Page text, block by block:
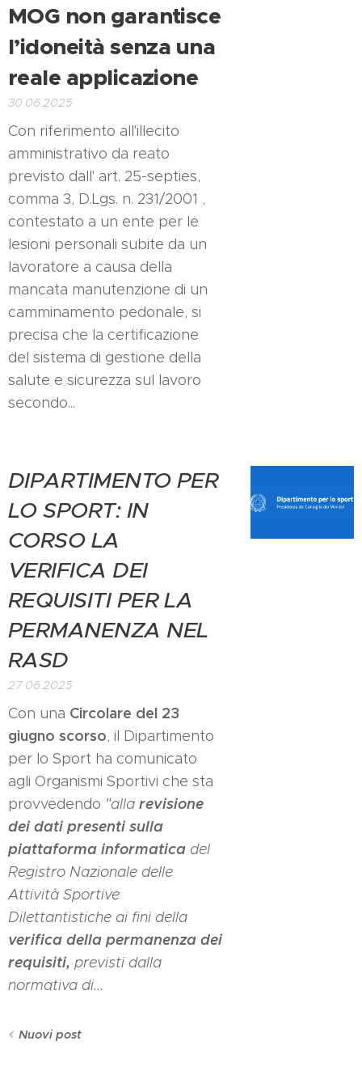
MOG non garantisce
l’idoneità senza una
reale applicazione
30.06.2025
Con riferimento all'illecito
amministrativo da reato
previsto dall' art. 25-septies,
comma 3, D.Lgs. n. 231/2001 ,
contestato a un ente per le
lesioni personali subite da un
lavoratore a causa della
mancata manutenzione di un
camminamento pedonale, si
precisa che la certificazione
del sistema di gestione della
salute e sicurezza sul lavoro
secondo...
DIPARTIMENTO PER
LO SPORT: IN
CORSO LA
VERIFICA DEI
REQUISITI PER LA
PERMANENZA NEL
RASD
27.06.2025
Con una Circolare del 23
giugno scorso, il Dipartimento
per lo Sport ha comunicato
agli Organismi Sportivi che sta
provvedendo "alla revisione
dei dati presenti sulla
piattaforma informatica del
Registro Nazionale delle
Attività Sportive
Dilettantistiche ai fini della
verifica della permanenza dei
requisiti, previsti dalla
normativa di...
Nuovi post